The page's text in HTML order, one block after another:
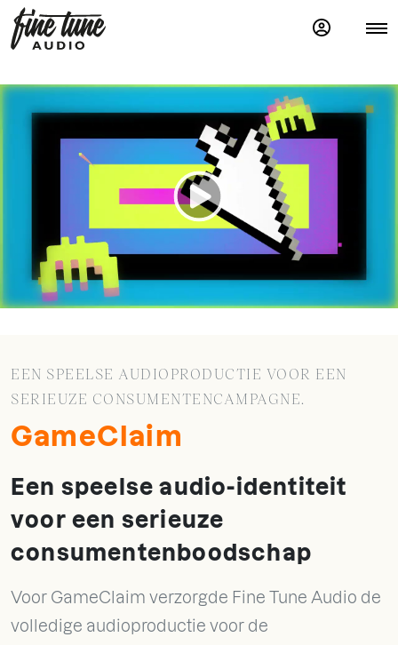
EEN SPEELSE AUDIOPRODUCTIE VOOR EEN
SERIEUZE CONSUMENTENCAMPAGNE.
GameClaim
Een speelse audio-identiteit
voor een serieuze
consumentenboodschap
Voor GameClaim verzorgde Fine Tune Audio de
volledige audioproductie voor de